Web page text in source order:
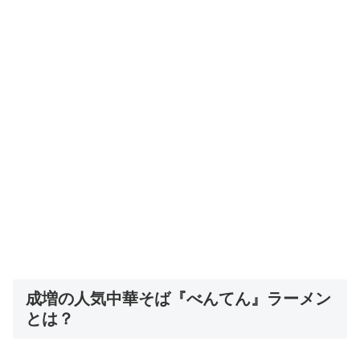
成増の人気中華そば『べんてん』ラーメン
とは？